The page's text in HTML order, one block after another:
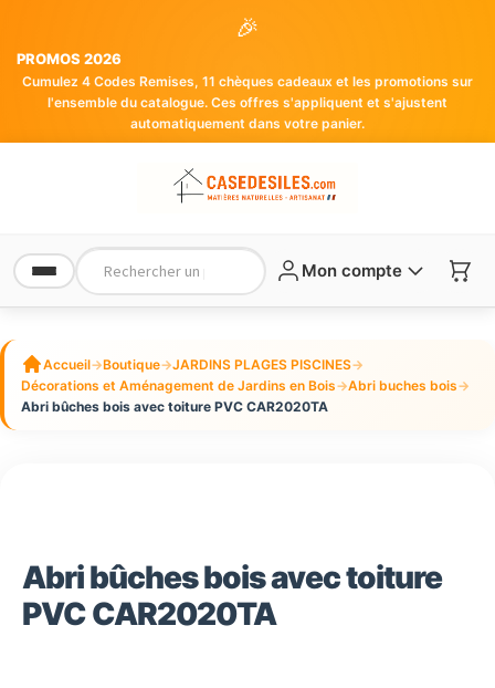
🎉
PROMOS 2026
Cumulez 4 Codes Remises, 11 chèques cadeaux et les promotions sur
l'ensemble du catalogue. Ces offres s'appliquent et s'ajustent
automatiquement dans votre panier.
Mon compte
Accueil→Boutique→JARDINS PLAGES PISCINES→
Décorations et Aménagement de Jardins en Bois→Abri buches bois→
Abri bûches bois avec toiture PVC CAR2020TA
Abri bûches bois avec toiture
PVC CAR2020TA